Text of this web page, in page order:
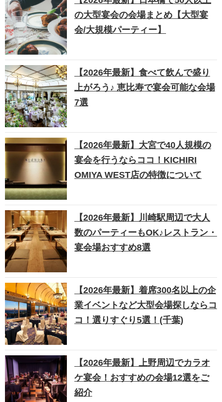
の大型宴会の会場まとめ【大型宴
会/大規模パーティー】
【2026年最新】食べて飲んで盛り
上がろう♪ 恵比寿で宴会可能な会場
7選
【2026年最新】大宮で40人規模の
宴会を行うならココ！KICHIRI
OMIYA WEST店の特徴について
【2026年最新】川崎駅周辺で大人
数のパーティーもOK♪レストラン・
宴会場おすすめ8選
【2026年最新】着席300名以上の企
業イベントなど大型会場探しならコ
コ！選りすぐり5選！(千葉)
【2026年最新】上野周辺でカラオ
ケ宴会！おすすめの会場12選をご
紹介